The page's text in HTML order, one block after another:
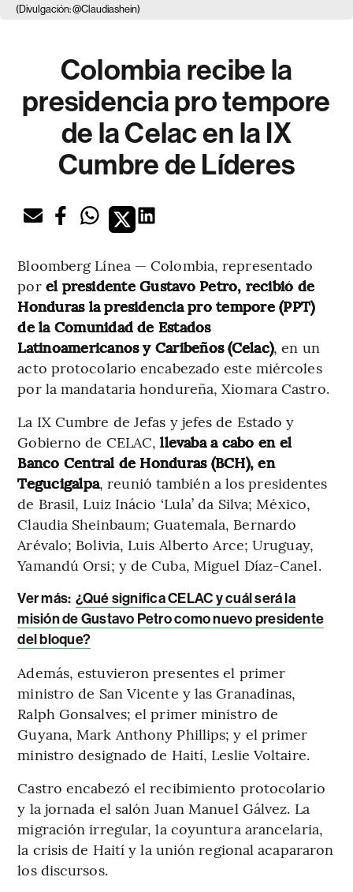
(Divulgación: @Claudiashein)
Colombia recibe la
presidencia pro tempore
de la Celac en la IX
Cumbre de Líderes
Bloomberg Línea — Colombia, representado
por el presidente Gustavo Petro, recibió de
Honduras la presidencia pro tempore (PPT)
de la Comunidad de Estados
Latinoamericanos y Caribeños (Celac), en un
acto protocolario encabezado este miércoles
por la mandataria hondureña, Xiomara Castro.
La IX Cumbre de Jefas y jefes de Estado y
Gobierno de CELAC,llevaba a cabo en el
Banco Central de Honduras (BCH), en
Tegucigalpa, reunió también a los presidentes
de Brasil, Luiz Inácio ‘Lula’ da Silva; México,
Claudia Sheinbaum; Guatemala, Bernardo
Arévalo; Bolivia, Luis Alberto Arce; Uruguay,
Yamandú Orsi; y de Cuba, Miguel Díaz-Canel.
Ver más: ¿Qué significa CELAC y cuál será la
misión de Gustavo Petro como nuevo presidente
del bloque?
Además, estuvieron presentes el primer
ministro de San Vicente y las Granadinas,
Ralph Gonsalves; el primer ministro de
Guyana, Mark Anthony Phillips; y el primer
ministro designado de Haití, Leslie Voltaire.
Castro encabezó el recibimiento protocolario
y la jornada el salón Juan Manuel Gálvez. La
migración irregular, la coyuntura arancelaria,
la crisis de Haití y la unión regional acapararon
los discursos.